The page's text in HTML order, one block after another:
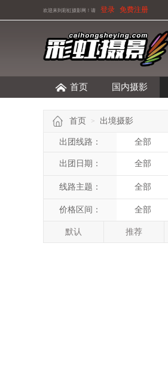
欢迎来到彩虹摄影网！ 请 登录 免费注册
首页 国内摄影
首页 > 出境摄影
出团线路： 全部
出团日期： 全部
线路主题： 全部
价格区间： 全部
默认 推荐